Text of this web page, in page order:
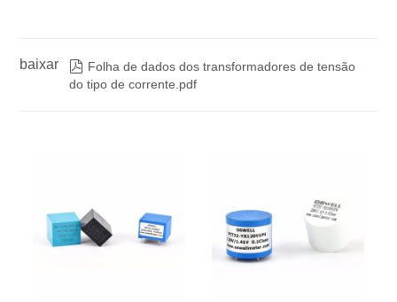
baixar  Folha de dados dos transformadores de tensão
do tipo de corrente.pdf